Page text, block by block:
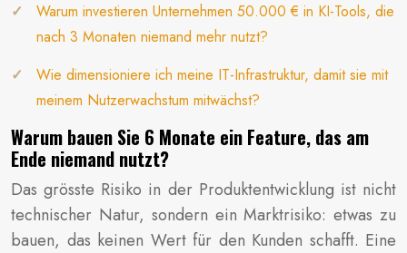
Warum investieren Unternehmen 50.000 € in KI-Tools, die
nach 3 Monaten niemand mehr nutzt?
Wie dimensioniere ich meine IT-Infrastruktur, damit sie mit
meinem Nutzerwachstum mitwächst?
Warum bauen Sie 6 Monate ein Feature, das am
Ende niemand nutzt?
Das grösste Risiko in der Produktentwicklung ist nicht
technischer Natur, sondern ein Marktrisiko: etwas zu
bauen, das keinen Wert für den Kunden schafft. Eine